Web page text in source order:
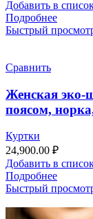
Добавить в
Подробнее
Быстрый
Сравнить
Женская эко-
поясом,
Куртки
24,900.00 ₽
Добавить в
Подробнее
Быстрый